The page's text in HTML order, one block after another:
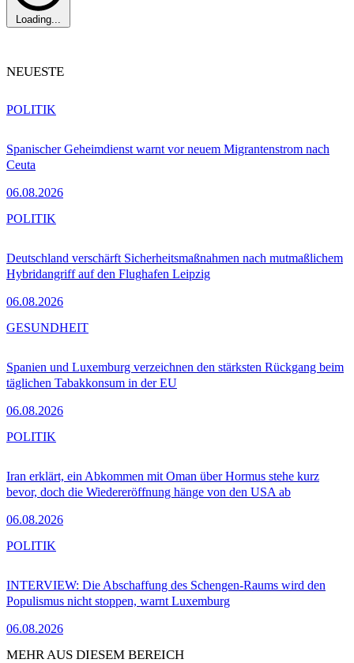
Loading...
NEUESTE
Spanischer Geheimdienst warnt vor neuem Migrantenstrom nach
Ceuta
06.08.2026
POLITIK
Deutschland verschärft Sicherheitsmaßnahmen nach mutmaßlichem
Hybridangriff auf den Flughafen Leipzig
06.08.2026
POLITIK
Spanien und Luxemburg verzeichnen den stärksten Rückgang beim
täglichen Tabakkonsum in der EU
06.08.2026
GESUNDHEIT
Iran erklärt, ein Abkommen mit Oman über Hormus stehe kurz
bevor, doch die Wiedereröffnung hänge von den USA ab
06.08.2026
POLITIK
INTERVIEW: Die Abschaffung des Schengen-Raums wird den
Populismus nicht stoppen, warnt Luxemburg
06.08.2026
POLITIK
MEHR AUS DIESEM BEREICH